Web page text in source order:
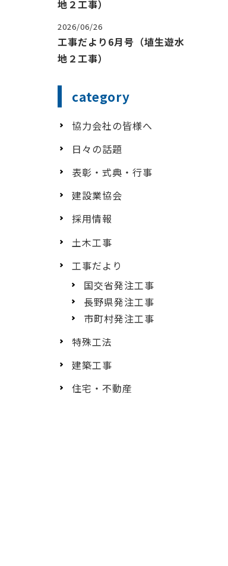
地２工事）
2026/06/26
工事だより6月号（埴生遊水
地２工事）
category
協力会社の皆様へ
日々の話題
表彰・式典・行事
建設業協会
採用情報
土木工事
工事だより
国交省発注工事
長野県発注工事
市町村発注工事
特殊工法
建築工事
住宅・不動産